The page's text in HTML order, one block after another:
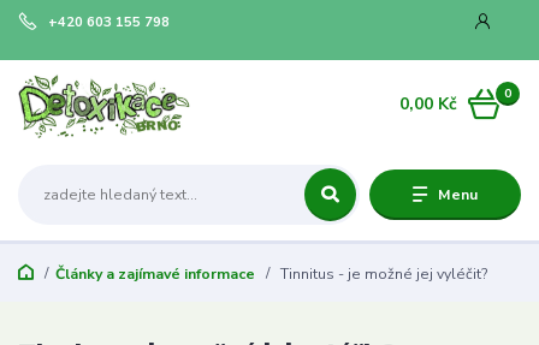
Menu
+420 603 155 798
0
0,00 Kč
Články a zajímavé informace Tinnitus - je možné jej vyléčit?